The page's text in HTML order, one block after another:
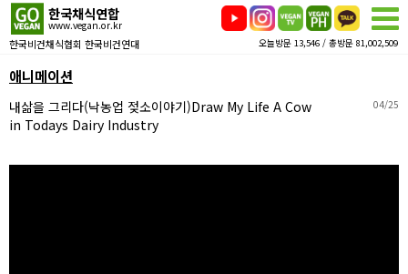
한국채식연합
www.vegan.or.kr
한국비건채식협회 한국비건연대 오늘방문 13,546 / 총방문 81,002,509
애니메이션
내삶을 그리다(낙농업 젖소이야기)Draw My Life A Cow
in Todays Dairy Industry
04/25